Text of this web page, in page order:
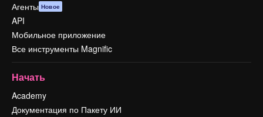
Агенты Новое
API
Мобильное приложение
Все инструменты Magnific
Начать
Academy
Документация по Пакету ИИ